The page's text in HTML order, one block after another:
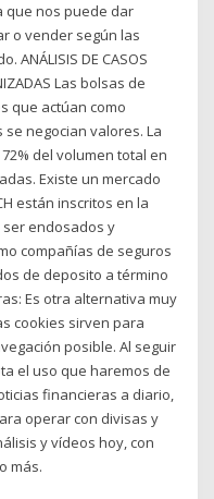
que nos puede dar
o vender según las
ANÁLISIS DE CASOS
Las bolsas de
que actúan como
negocian valores. La
del volumen total en
Existe un mercado
están inscritos en la
endosados y
compañías de seguros
de deposito a término
Es otra alternativa muy
cookies sirven para
posible. Al seguir
el uso que haremos de
financieras a diario,
operar con divisas y
y vídeos hoy, con
más.